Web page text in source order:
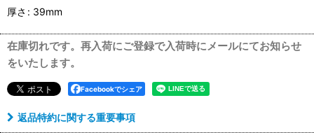
厚さ : 39mm
在庫切れです。再入荷にご登録で入荷時にメールにてお知らせ
をいたします。
Facebookでシェア
返品特約に関する重要事項